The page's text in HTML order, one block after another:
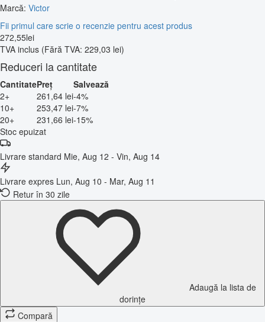
Marcă: Victor
Fii primul care scrie o recenzie pentru acest produs
272,55lei
TVA inclus (Fără TVA: 229,03 lei)
Reduceri la cantitate
CantitatePreț
Salvează
2+
261,64 lei-4%
10+
253,47 lei-7%
20+
231,66 lei-15%
Stoc epuizat
Livrare standard Mie, Aug 12 - Vin, Aug 14
Livrare expres Lun, Aug 10 - Mar, Aug 11
Retur în 30 zile
Adaugă la lista de
dorințe
Compară